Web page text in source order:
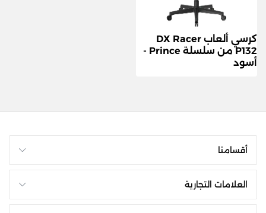
كرسي ألعاب DX Racer
P132 من سلسلة Prince -
أسود
أقسامنا
العلامات التجارية